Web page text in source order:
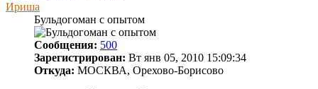
Ириша
Бульдогоман с опытом
Сообщения: 500
Зарегистрирован: Вт янв 05, 2010 15:09:34
Откуда: МОСКВА, Орехово-Борисово